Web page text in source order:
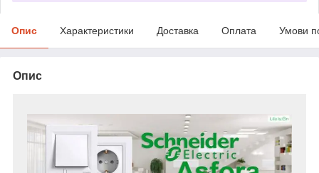
Опис Характеристики Доставка Оплата Умови
Опис